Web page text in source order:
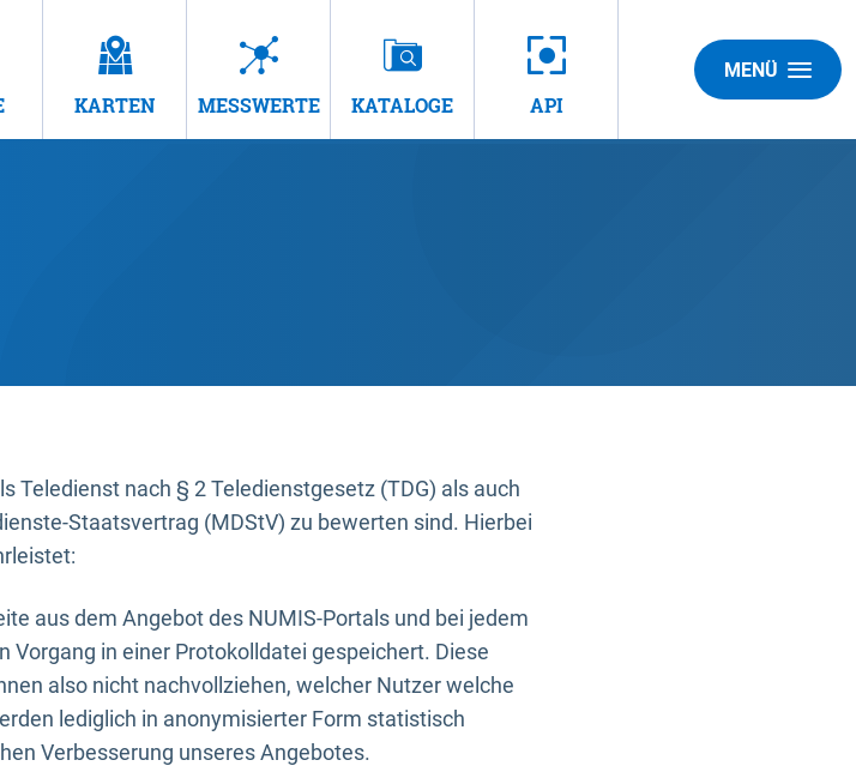
KARTEN MESSWERTE KATALOGE API
MENÜ
Teledienst nach § 2 Teledienstgesetz (TDG) als auch
Staatsvertrag (MDStV) zu bewerten sind. Hierbei
aus dem Angebot des NUMIS-Portals und bei jedem
Vorgang in einer Protokolldatei gespeichert. Diese
also nicht nachvollziehen, welcher Nutzer welche
lediglich in anonymisierter Form statistisch
Verbesserung unseres Angebotes.